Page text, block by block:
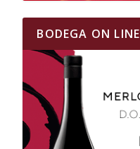
BODEGA ON LINE